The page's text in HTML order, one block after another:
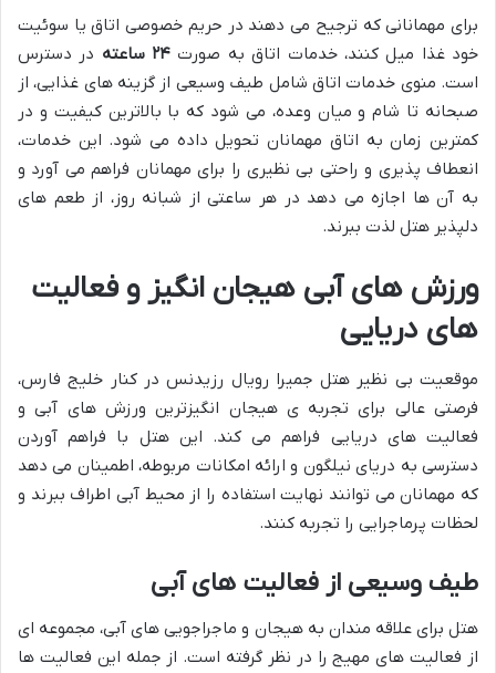
برای مهمانانی که ترجیح می دهند در حریم خصوصی اتاق یا سوئیت
خود غذا میل کنند، خدمات اتاق به صورت ۲۴ ساعته
در دسترس
است. منوی خدمات اتاق شامل طیف وسیعی از گزینه های غذایی، از
صبحانه تا شام و میان وعده، می شود که با بالاترین کیفیت و در
کمترین زمان به اتاق مهمانان تحویل داده می شود. این خدمات،
انعطاف پذیری و راحتی بی نظیری را برای مهمانان فراهم می آورد و
به آن ها اجازه می دهد در هر ساعتی از شبانه روز، از طعم های
دلپذیر هتل لذت ببرند.
ورزش های آبی هیجان انگیز و فعالیت
های دریایی
موقعیت بی نظیر هتل جمیرا رویال رزیدنس در کنار خلیج فارس،
فرصتی عالی برای تجربه ی هیجان انگیزترین ورزش های آبی و
فعالیت های دریایی فراهم می کند. این هتل با فراهم آوردن
دسترسی به دریای نیلگون و ارائه امکانات مربوطه، اطمینان می دهد
که مهمانان می توانند نهایت استفاده را از محیط آبی اطراف ببرند و
لحظات پرماجرایی را تجربه کنند.
طیف وسیعی از فعالیت های آبی
هتل برای علاقه مندان به هیجان و ماجراجویی های آبی، مجموعه ای
از فعالیت های مهیج را در نظر گرفته است. از جمله این فعالیت ها